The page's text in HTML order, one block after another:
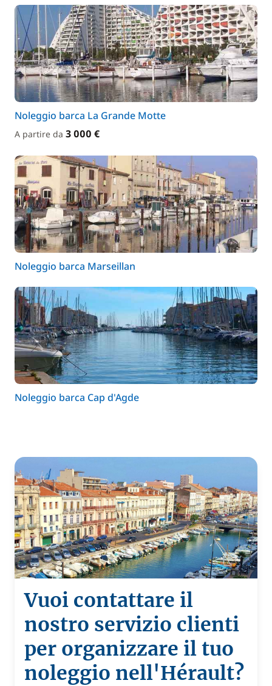
Noleggio barca La Grande Motte
A partire da 3 000 €
Noleggio barca Marseillan
Noleggio barca Cap d'Agde
Vuoi contattare il
nostro servizio clienti
per organizzare il tuo
noleggio nell'Hérault?